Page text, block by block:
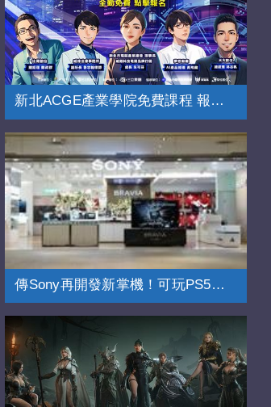
新北ACGE產業學院免費課程 報名開跑
傳Sony再開發新掌機！可玩PS5挑戰Switch